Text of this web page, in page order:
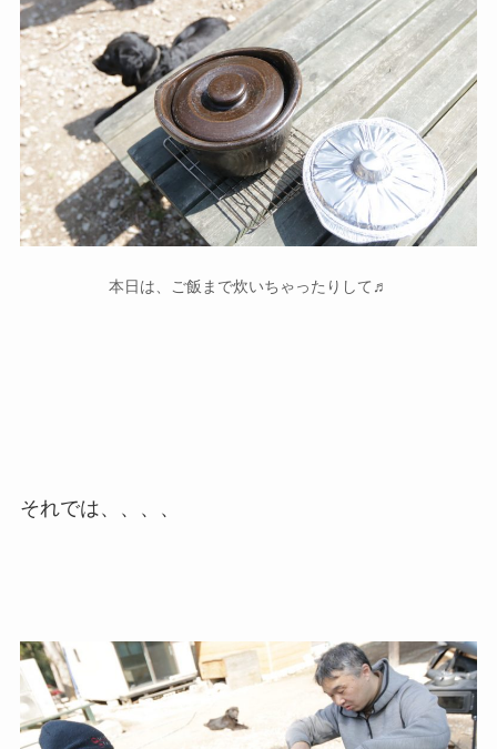
本日は、ご飯まで炊いちゃったりして♬
それでは、、、、